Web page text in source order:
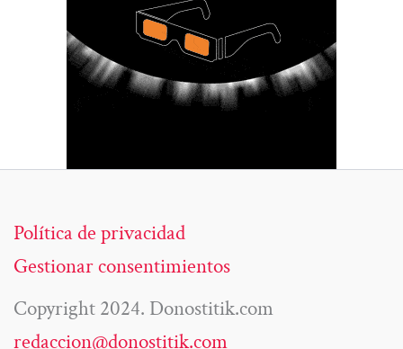
Política de privacidad
Gestionar consentimientos
Copyright 2024. Donostitik.com
redaccion@donostitik.com